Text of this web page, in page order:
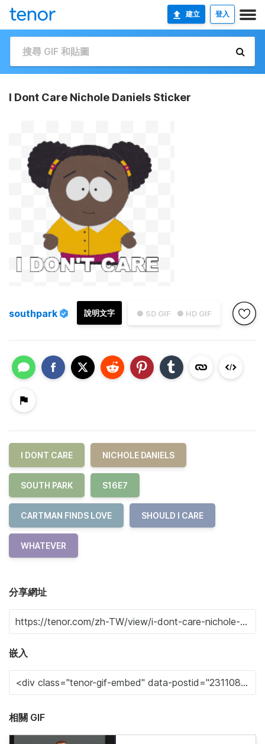
建立 登入
I Dont Care Nichole Daniels Sticker
● SD GIF ● HD GIF
說明文字
southpark
I DONT CARE NICHOLE DANIELS
SOUTH PARK S16E7
CARTMAN FINDS LOVE SHOULD I CARE
WHATEVER
分享網址
嵌入
相關 GIF